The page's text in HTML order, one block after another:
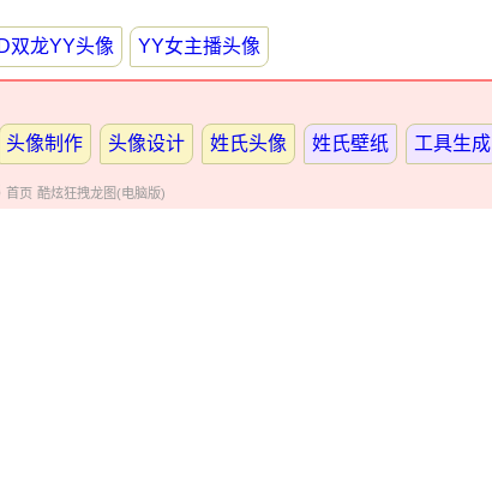
双龙YY头像 YY女主播头像
头像制作 头像设计 姓氏头像 姓氏壁纸 工具生成
首页 酷炫狂拽龙图(电脑版)